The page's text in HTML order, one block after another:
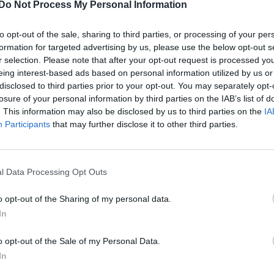
Do Not Process My Personal Information
opt-out of the sale, sharing to third parties, or processing of your
for targeted advertising by us, please use the below opt-out
selection. Please note that after your opt-out request is processed
interest-based ads based on personal information utilized by us
to third parties prior to your opt-out. You may separately
of your personal information by third parties on the IAB’s list of
This information may also be disclosed by us to third parties on the
Participants that may further disclose it to other third parties.
Data Processing Opt Outs
opt-out of the Sharing of my personal data.
opt-out of the Sale of my Personal Data.
sedan iAllmänt
inlägget av
Jeppegaming för 9
sedaniMotorteknik (Avancerad)
-13 2.0tdi DSG
bråkar
inlägget av The-GOAT för 13
sedaniGenerell felsökning
iEl- och hybridbilar
bromstryck efter
av bromsok (Golf V
inlägget av jaka54 Igår 09:48
bromsar, transmission och däck
Senaste inlägget av
Manta b som ska
(kaross eller delar
Senaste inlägget av
sedani Projekt
Huggern goes big
with 427 ZL-1!
Senaste inlägget av
Volkswagen split